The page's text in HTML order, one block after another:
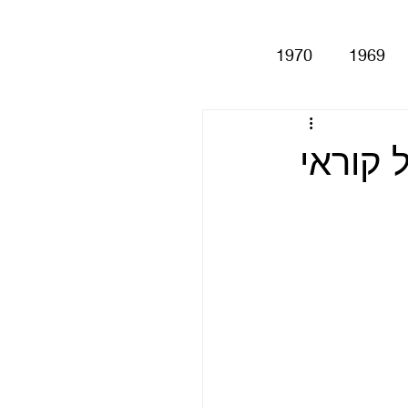
1969
1970
קוראי